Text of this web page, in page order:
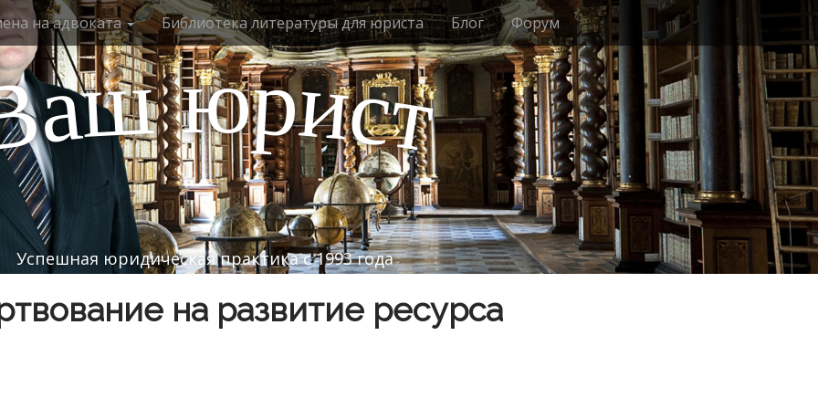
на адвоката Библиотека литературы для юриста Блог Форум
аш юрист
Успешная юридическая практика с 1993 года
на развитие ресурса